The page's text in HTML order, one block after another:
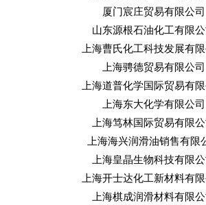
厦门宸庄贸易有限公司
山东源根石油化工有限
上海曹氏化工科技发展有
上海骋德贸易有限公司
上海道普化学国际贸易有
上海东大化学有限公司
上海笃林国际贸易有限
上海海兴润滑油销售有限
上海皇晶生物科技有限
上海开士达化工新材料有
上海棋成润滑材料有限